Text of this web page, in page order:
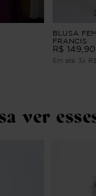
BLUSA
FRANCIS
R$ 149 90
Em até 3x R$
ver